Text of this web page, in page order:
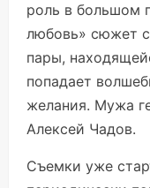
роль в большом
любовь» сюжет
пары,
попадает
желания. Мужа
Алексей Чадов.
Съемки уже